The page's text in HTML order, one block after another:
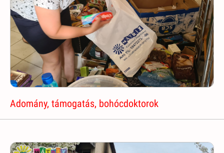
Adomány, támogatás, bohócdoktorok